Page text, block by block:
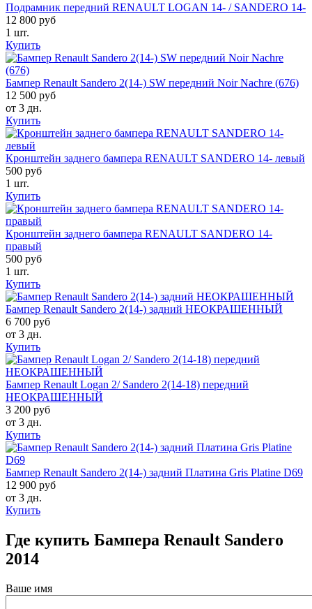
Подрамник передний RENAULT LOGAN 14- / SANDERO 14-
12 800 руб
1 шт.
Купить
Бампер Renault Sandero 2(14-) SW передний Noir Nachre (676)
12 500 руб
от 3 дн.
Купить
Кронштейн заднего бампера RENAULT SANDERO 14- левый
500 руб
1 шт.
Купить
Кронштейн заднего бампера RENAULT SANDERO 14-
правый
500 руб
1 шт.
Купить
Бампер Renault Sandero 2(14-) задний НЕОКРАШЕННЫЙ
6 700 руб
от 3 дн.
Купить
Бампер Renault Logan 2/ Sandero 2(14-18) передний
НЕОКРАШЕННЫЙ
3 200 руб
от 3 дн.
Купить
Бампер Renault Sandero 2(14-) задний Платина Gris Platine D69
12 900 руб
от 3 дн.
Купить
Где купить Бампера Renault Sandero
2014
Ваше имя